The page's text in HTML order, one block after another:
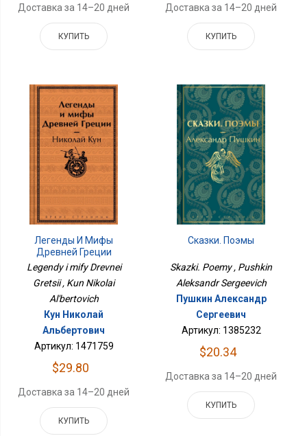
Доставка за 14–20 дней
КУПИТЬ
Доставка за 14–20 дней
КУПИТЬ
Легенды И Мифы
Древней Греции
Legendy i mify Drevnei
Gretsii , Kun Nikolai
Al'bertovich
Кун Николай
Альбертович
Артикул: 1471759
$29.80
Доставка за 14–20 дней
КУПИТЬ
Сказки. Поэмы
Skazki. Poemy , Pushkin
Aleksandr Sergeevich
Пушкин Александр
Сергеевич
Артикул: 1385232
$20.34
Доставка за 14–20 дней
КУПИТЬ